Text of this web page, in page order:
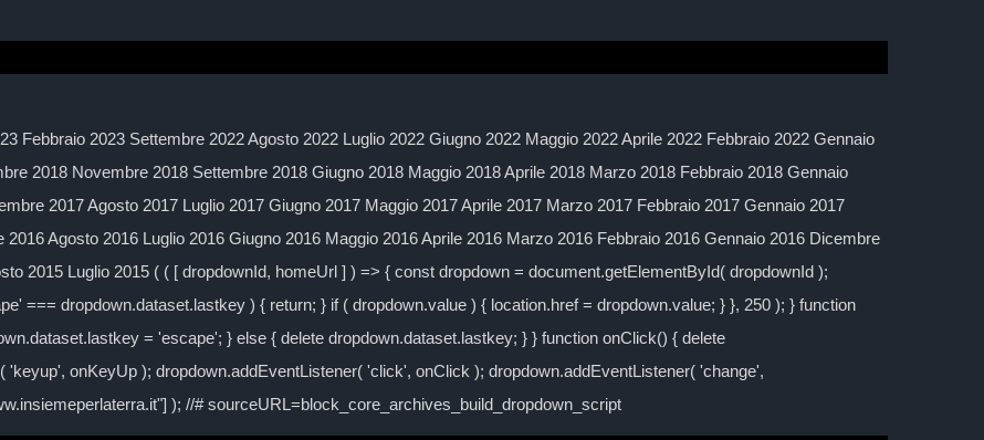
Febbraio 2023 Settembre 2022 Agosto 2022 Luglio 2022 Giugno 2022 Maggio 2022 Aprile 2022 Febbraio 2022 Gennaio
2018 Novembre 2018 Settembre 2018 Giugno 2018 Maggio 2018 Aprile 2018 Marzo 2018 Febbraio 2018 Gennaio
2017 Agosto 2017 Luglio 2017 Giugno 2017 Maggio 2017 Aprile 2017 Marzo 2017 Febbraio 2017 Gennaio 2017
Agosto 2016 Luglio 2016 Giugno 2016 Maggio 2016 Aprile 2016 Marzo 2016 Febbraio 2016 Gennaio 2016 Dicembre
2015 Luglio 2015 ( ( [ dropdownId, homeUrl ] ) => { const dropdown = document.getElementById( dropdownId );
=== dropdown.dataset.lastkey ) { return; } if ( dropdown.value ) { location.href = dropdown.value; } }, 250 ); } function
= 'escape'; } else { delete dropdown.dataset.lastkey; } } function onClick() { delete
onKeyUp ); dropdown.addEventListener( 'click', onClick ); dropdown.addEventListener( 'change',
); //# sourceURL=block_core_archives_build_dropdown_script